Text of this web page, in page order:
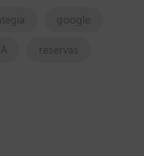
google
reservas